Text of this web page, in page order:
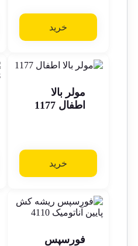
خرید
مولر بالا
اطفال 1177
خرید
فورسپس